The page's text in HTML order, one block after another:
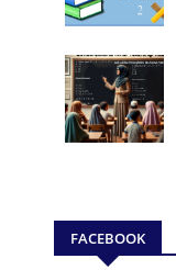
FACEBOOK